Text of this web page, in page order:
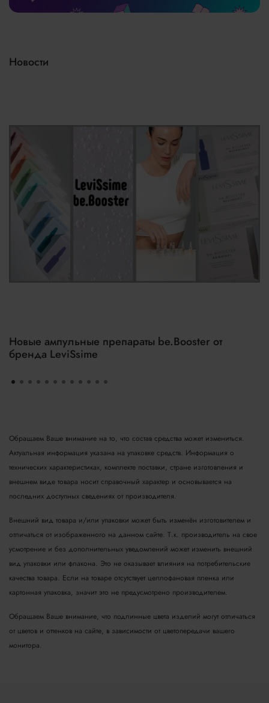
Новости
Новые ампульные препараты be.Booster от
бренда LeviSsime
Обращаем Ваше внимание на то, что состав средства может измениться.
Актуальная информация указана на упаковке средств. Информация о
технических характеристиках, комплекте поставки, стране изготовления и
внешнем виде товара носит справочный характер и основывается на
последних доступных сведениях от производителя.
Внешний вид товара и/или упаковки может быть изменён изготовителем и
отличаться от изображенного на данном сайте. Т.к. производитель на свое
усмотрение и без дополнительных уведомлений может изменить внешний
вид упаковки или флакона. Это не оказывает влияния на потребительские
качества товара. Если на товаре отсутствует целлофановая пленка или
картонная упаковка, значит это не предусмотрено производителем.
Обращаем Ваше внимание, что подлинные цвета изделий могут отличаться
от цветов и оттенков на сайте, в зависимости от цветопередачи вашего
монитора.